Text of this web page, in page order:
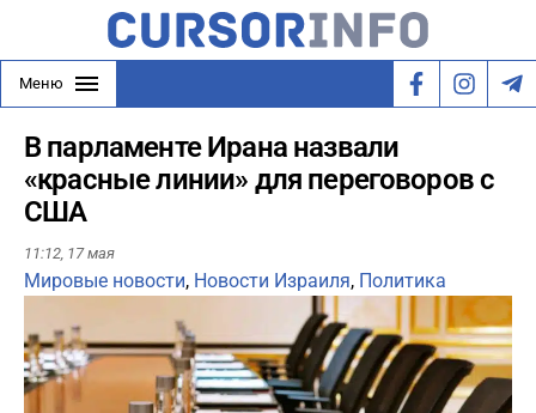
Меню
В парламенте Ирана назвали
«красные линии» для переговоров с
США
11:12, 17 мая
Мировые новости, Новости Израиля, Политика